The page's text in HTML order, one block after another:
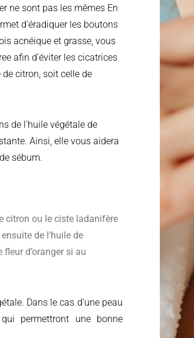
d’éradiquer les boutons
acnéique et grasse, vous
afin d’éviter les cicatrices
citron, soit celle de
de l’huile végétale de
Ainsi, elle vous aidera
sébum.
de l’huile de
d’oranger si au
Dans le cas d’une peau
permettront une bonne